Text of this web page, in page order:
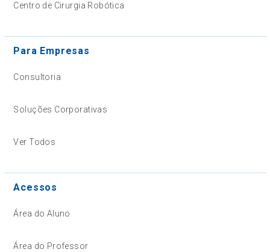
Centro de Cirurgia Robótica
Para Empresas
Consultoria
Soluções Corporativas
Ver Todos
Acessos
Área do Aluno
Área do Professor